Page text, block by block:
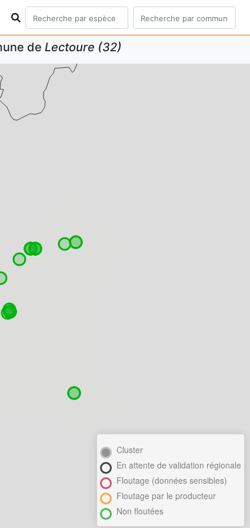
de Lectoure (32)
Cluster
En attente de validation régionale
Floutage (données sensibles)
Floutage par le producteur
Non floutées